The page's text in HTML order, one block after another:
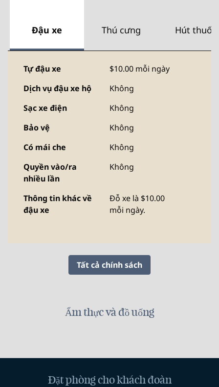
Đậu xe Thú cưng Hút thuốc
Tự đậu xe
$10.00 mỗi ngày
Dịch vụ đậu xe hộ
Không
Sạc xe điện
Không
Bảo vệ
Không
Có mái che
Không
Quyền vào/ra
nhiều lần
Không
Thông tin khác về
đậu xe
Đỗ xe là $10.00
mỗi ngày.
Tất cả chính sách
Ẩm thực và đồ uống
Đặt phòng cho khách đoàn